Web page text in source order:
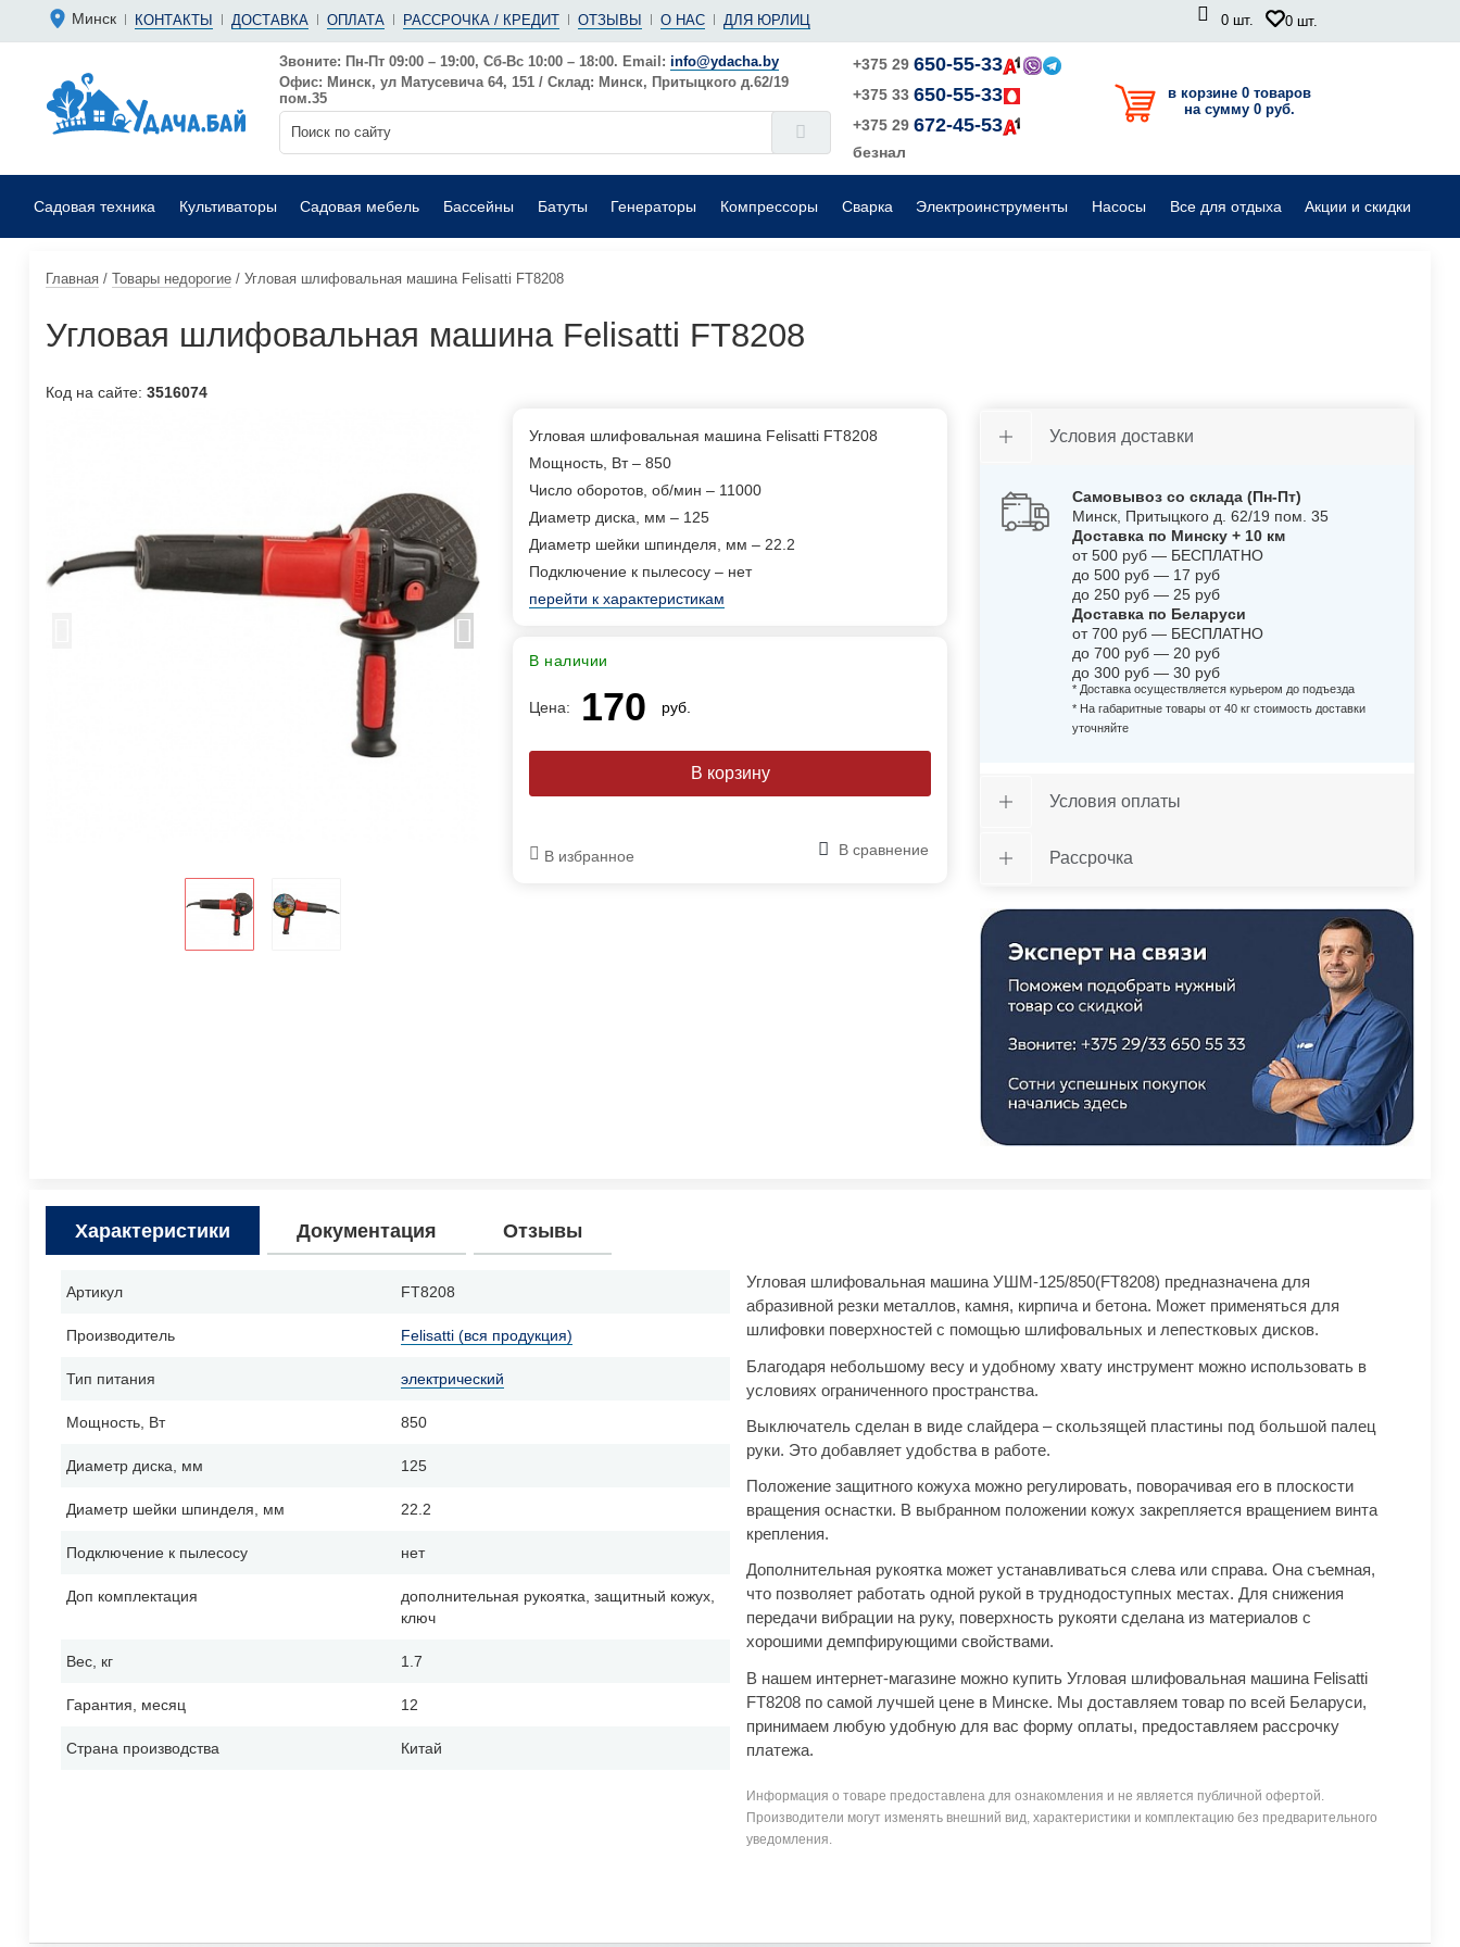
Минск КОНТАКТЫ ДОСТАВКА ОПЛАТА РАССРОЧКА / КРЕДИТ ОТЗЫВЫ О НАС ДЛЯ ЮРЛИЦ 0 шт. 0 шт.
Звоните: Пн-Пт 09:00 – 19:00, Сб-Вс 10:00 – 18:00. Email: info@ydacha.by
Офис: Минск, ул Матусевича 64, 151 / Склад: Минск, Притыцкого д.62/19
пом.35
+375 29 650-55-33
+375 33 650-55-33
+375 29 672-45-53
безнал
в корзине 0 товаров
на сумму 0 руб.
Садовая техника
Аккумуляторные
Садовые воздуходувки
Бензиновые
Мойки высокого давления
Электрические
Садовые измельчители
Комплектующие для садовой техники
Культиваторы Садовая мебель Бассейны Батуты Генераторы Компрессоры Сварка Электроинструменты
Болгарки (ушм)
Шлифовальные машины
Насосы
Мотопомпы
Поверхностные
Все для отдыха Акции и скидки
Главная / Товары недорогие / Угловая шлифовальная машина Felisatti FT8208
Угловая шлифовальная машина Felisatti FT8208
Код на сайте: 3516074
Угловая шлифовальная машина Felisatti FT8208
Мощность, Вт – 850
Число оборотов, об/мин – 11000
Диаметр диска, мм – 125
Диаметр шейки шпинделя, мм – 22.2
Подключение к пылесосу – нет
перейти к характеристикам
В наличии
Цена: 170 руб.
В избранное В сравнение
Условия доставки
Самовывоз со склада (Пн-Пт)
Минск, Притыцкого д. 62/19 пом. 35
Доставка по Минску + 10 км
от 500 руб — БЕСПЛАТНО
до 500 руб — 17 руб
до 250 руб — 25 руб
Доставка по Беларуси
от 700 руб — БЕСПЛАТНО
до 700 руб — 20 руб
до 300 руб — 30 руб
* Доставка осуществляется курьером до подъезда
* На габаритные товары от 40 кг стоимость доставки
уточняйте
Условия оплаты
Рассрочка
Характеристики Документация Отзывы
Артикул FT8208
Производитель Felisatti (вся продукция)
Тип питания электрический
Мощность, Вт 850
Диаметр диска, мм 125
Диаметр шейки шпинделя, мм 22.2
Подключение к пылесосу нет
Доп комплектация
дополнительная рукоятка, защитный кожух,
ключ
Вес, кг 1.7
Гарантия, месяц 12
Страна производства Китай
Угловая шлифовальная машина УШМ-125/850(FT8208) предназначена для
абразивной резки металлов, камня, кирпича и бетона. Может применяться для
шлифовки поверхностей с помощью шлифовальных и лепестковых дисков.
Благодаря небольшому весу и удобному хвату инструмент можно использовать в
условиях ограниченного пространства.
Выключатель сделан в виде слайдера – скользящей пластины под большой палец
руки. Это добавляет удобства в работе.
Положение защитного кожуха можно регулировать, поворачивая его в плоскости
вращения оснастки. В выбранном положении кожух закрепляется вращением винта
крепления.
Дополнительная рукоятка может устанавливаться слева или справа. Она съемная,
что позволяет работать одной рукой в труднодоступных местах. Для снижения
передачи вибрации на руку, поверхность рукояти сделана из материалов с
хорошими демпфирующими свойствами.
В нашем интернет-магазине можно купить Угловая шлифовальная машина Felisatti
FT8208 по самой лучшей цене в Минске. Мы доставляем товар по всей Беларуси,
принимаем любую удобную для вас форму оплаты, предоставляем рассрочку
платежа.
Информация о товаре предоставлена для ознакомления и не является публичной офертой.
Производители могут изменять внешний вид, характеристики и комплектацию без предварительного
уведомления.